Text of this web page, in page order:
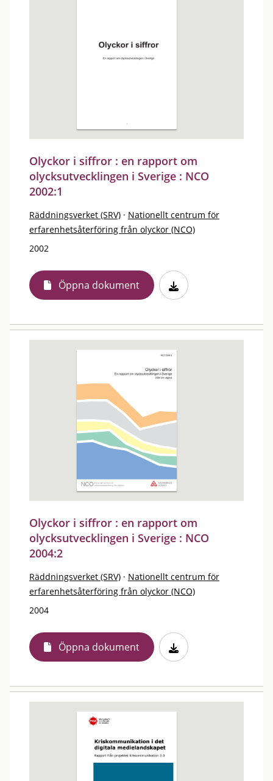
Olyckor i siffror : en rapport om
olycksutvecklingen i Sverige : NCO
2002:1
Räddningsverket (SRV) · Nationellt centrum för
erfarenhetsåterföring från olyckor (NCO)
2002
Öppna dokument
Olyckor i siffror : en rapport om
olycksutvecklingen i Sverige : NCO
2004:2
Räddningsverket (SRV) · Nationellt centrum för
erfarenhetsåterföring från olyckor (NCO)
2004
Öppna dokument